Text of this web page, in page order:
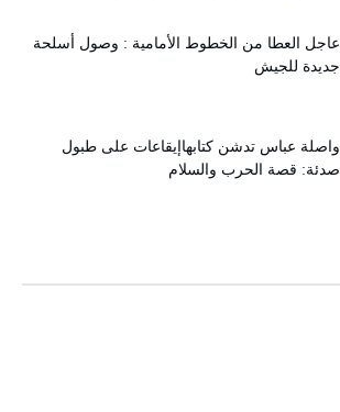
عاجل العطا من الخطوط الأمامية : وصول أسلحة
جديدة للجيش
واصلة عباس تدشن كتابهاإيقاعات على طبول
صدئة: قصة الحرب والسلام